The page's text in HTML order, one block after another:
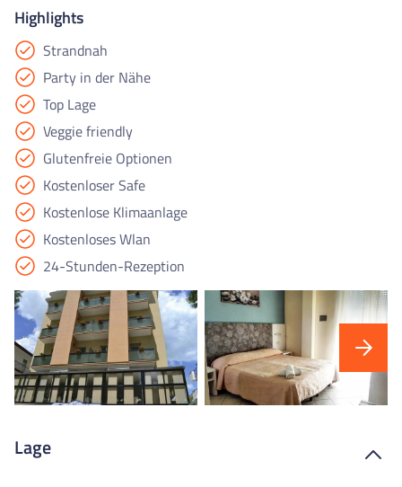
Highlights
Strandnah
Party in der Nähe
Top Lage
Veggie friendly
Glutenfreie Optionen
Kostenloser Safe
Kostenlose Klimaanlage
Kostenloses Wlan
24-Stunden-Rezeption
Lage